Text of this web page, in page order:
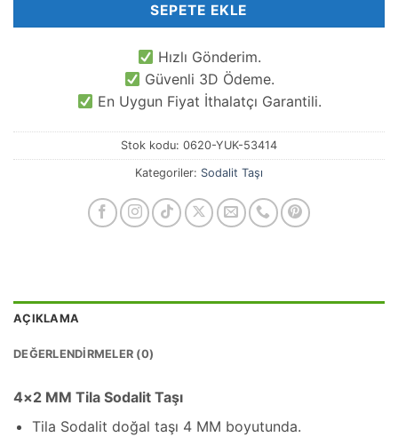
SEPETE EKLE
Hızlı Gönderim.
Güvenli 3D Ödeme.
En Uygun Fiyat İthalatçı Garantili.
Stok kodu: 0620-YUK-53414
Kategoriler: Sodalit Taşı
AÇIKLAMA
DEĞERLENDIRMELER (0)
4×2 MM Tila Sodalit Taşı
Tila Sodalit doğal taşı 4 MM boyutunda.